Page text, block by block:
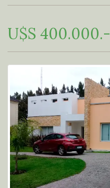
U$S 400.000.-